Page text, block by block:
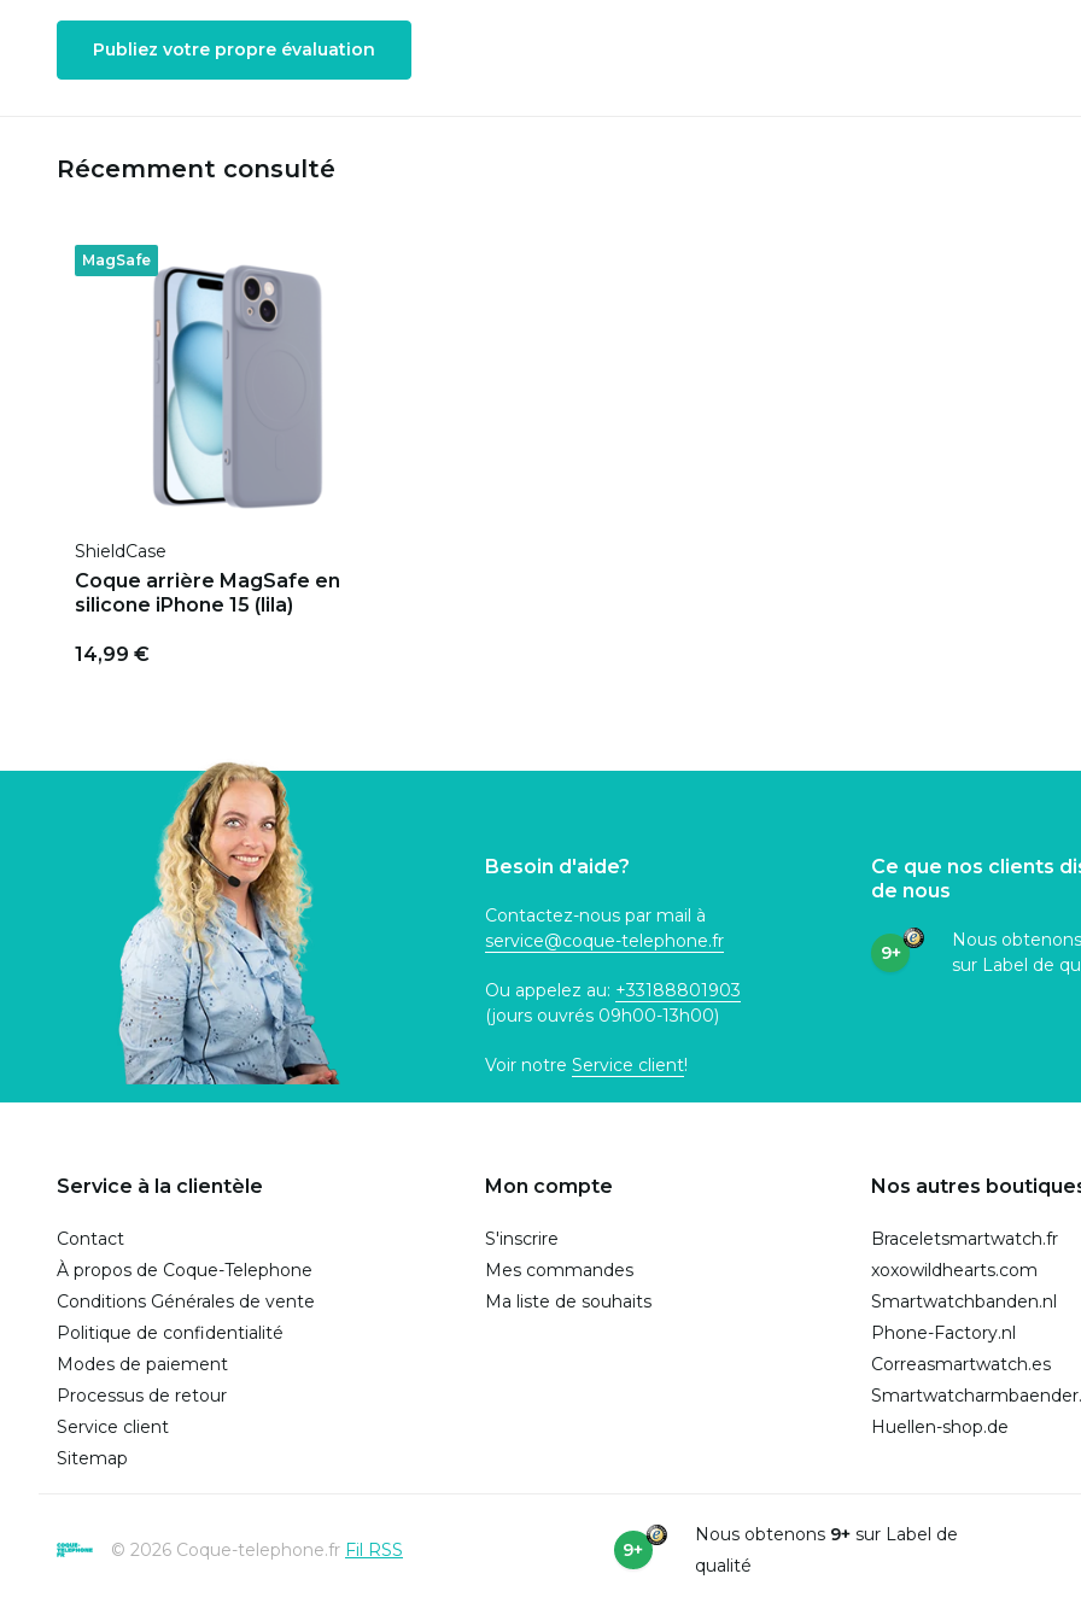
Publiez votre propre évaluation
Récemment consulté
MagSafe
ShieldCase
Coque arrière MagSafe en
silicone iPhone 15 (lila)
14,99 €
Besoin d'aide?
Contactez-nous par mail à
service@coque-telephone.fr
Ou appelez au: +33188801903
(jours ouvrés 09h00-13h00)
Voir notre Service client!
Ce que nos clients
de nous
9+
Nous obtenons
sur Label de
Service à la clientèle
Contact
À propos de Coque-Telephone
Conditions Générales de vente
Politique de confidentialité
Modes de paiement
Processus de retour
Service client
Sitemap
Mon compte
S'inscrire
Mes commandes
Ma liste de souhaits
Nos autres
Braceletsmartwatch.fr
xoxowildhearts.com
Smartwatchbanden.nl
Phone-Factory.nl
Correasmartwatch.es
Huellen-shop.de
© 2026 Coque-telephone.fr Fil RSS 9+
Nous obtenons 9+sur Label de
qualité